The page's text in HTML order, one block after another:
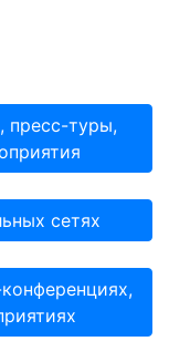
пресс-туры,
сетях